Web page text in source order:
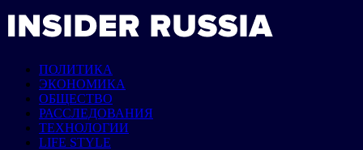
ПОЛИТИКА
ЭКОНОМИКА
ОБЩЕСТВО
РАССЛЕДОВАНИЯ
ТЕХНОЛОГИИ
LIFE STYLE